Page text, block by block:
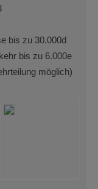
bis zu 30.000d
bis zu 6.000e
möglich)